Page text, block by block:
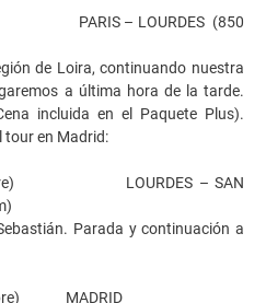
PARIS – LOURDES (850
de Loira, continuando nuestra
a última hora de la tarde.
incluida en el Paquete Plus).
tour en Madrid:
LOURDES – SAN
Parada y continuación a
MADRID